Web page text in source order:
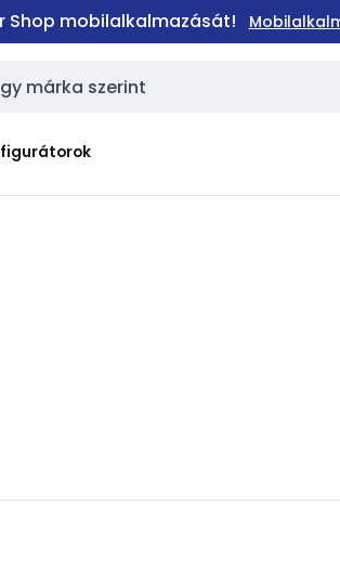
Shop mobilalkalmazását!